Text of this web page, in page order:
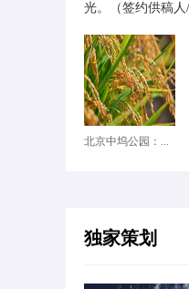
光。（签约供稿人
北京中坞公园：...
独家策划